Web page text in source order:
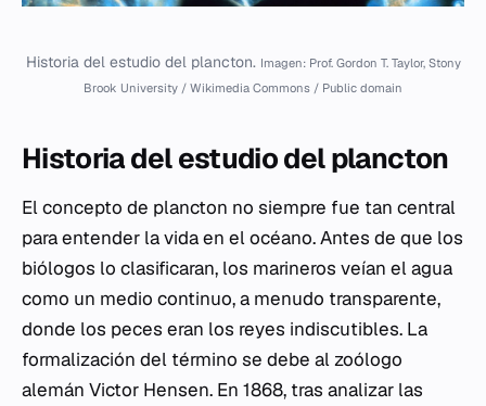
Historia del estudio del plancton. Imagen: Prof. Gordon T. Taylor, Stony
Brook University / Wikimedia Commons / Public domain
Historia del estudio del plancton
El concepto de plancton no siempre fue tan central
para entender la vida en el océano. Antes de que los
biólogos lo clasificaran, los marineros veían el agua
como un medio continuo, a menudo transparente,
donde los peces eran los reyes indiscutibles. La
formalización del término se debe al zoólogo
alemán Victor Hensen. En 1868, tras analizar las